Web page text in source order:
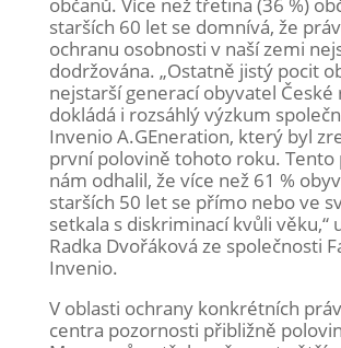
starších 60 let se domnívá, že
ochranu osobnosti v naší zemi
dodržována. „Ostatně jistý pocit
nejstarší generací obyvatel
dokládá i rozsáhlý výzkum
Invenio A.GEneration, který byl
první polovině tohoto roku. Tento
nám odhalil, že více než 61 %
starších 50 let se přímo nebo ve
setkala s diskriminací kvůli věku,“
Radka Dvořáková ze společnosti
Invenio.
V oblasti ochrany konkrétních
centra pozornosti přibližně